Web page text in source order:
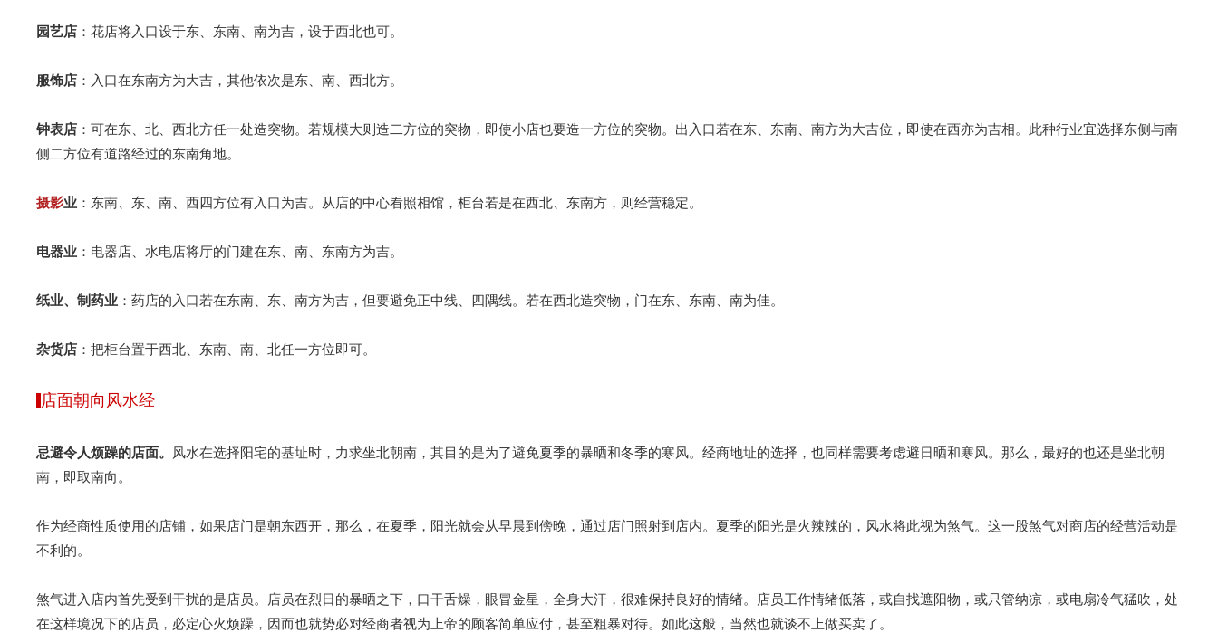
园艺店 ：花店将入口设于东、东南、南为吉，设于西北也可。
服饰店 ：入口在东南方为大吉，其他依次是东、南、西北方。
钟表店 ：可在东、北、西北方任一处造突物。若规模大则造二方位的突物，即使小店也要造一方位的突物。出入口若在东、东南、南方为大吉位，即使在西亦为吉相。此种行业宜选择东侧与南
侧二方位有道路经过的东南角地。
摄影业 ：东南、东、南、西四方位有入口为吉。从店的中心看照相馆，柜台若是在西北、东南方，则经营稳定。
电器业 ：电器店、水电店将厅的门建在东、南、东南方为吉。
纸业、制药业 ：药店的入口若在东南、东、南方为吉，但要避免正中线、四隅线。若在西北造突物，门在东、东南、南为佳。
杂货店 ：把柜台置于西北、东南、南、北任一方位即可。
店面朝向风水经
忌避令人烦躁的店面。 风水在选择阳宅的基址时，力求坐北朝南，其目的是为了避免夏季的暴晒和冬季的寒风。经商地址的选择，也同样需要考虑避日晒和寒风。那么，最好的也还是坐北朝
南，即取南向。
作为经商性质使用的店铺，如果店门是朝东西开，那么，在夏季，阳光就会从早晨到傍晚，通过店门照射到店内。夏季的阳光是火辣辣的，风水将此视为煞气。这一股煞气对商店的经营活动是
不利的。
煞气进入店内首先受到干扰的是店员。店员在烈日的暴晒之下，口干舌燥，眼冒金星，全身大汗，很难保持良好的情绪。店员工作情绪低落，或自找遮阳物，或只管纳凉，或电扇冷气猛吹，处
在这样境况下的店员，必定心火烦躁，因而也就势必对经商者视为上帝的顾客简单应付，甚至粗暴对待。如此这般，当然也就谈不上做买卖了。